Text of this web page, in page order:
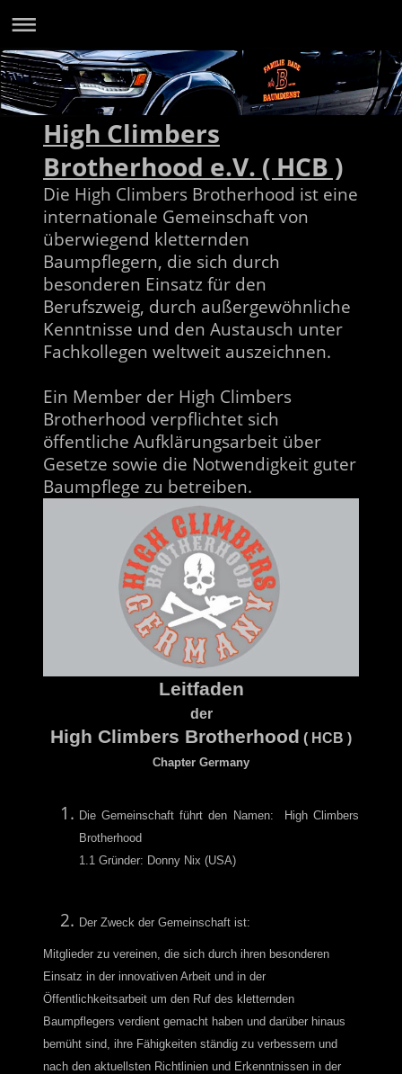
High Climbers
Brotherhood e.V. ( HCB )
Die High Climbers Brotherhood ist eine
internationale Gemeinschaft von
überwiegend kletternden
Baumpflegern, die sich durch
besonderen Einsatz für den
Berufszweig, durch außergewöhnliche
Kenntnisse und den Austausch unter
Fachkollegen weltweit auszeichnen.
Ein Member der High Climbers
Brotherhood verpflichtet sich
öffentliche Aufklärungsarbeit über
Gesetze sowie die Notwendigkeit guter
Baumpflege zu betreiben.
Leitfaden
der
High Climbers Brotherhood ( HCB )
Chapter Germany
Die Gemeinschaft führt den Namen: High Climbers
Brotherhood
1.1 Gründer: Donny Nix (USA)
Der Zweck der Gemeinschaft ist:
Mitglieder zu vereinen, die sich durch ihren besonderen
Einsatz in der innovativen Arbeit und in der
Öffentlichkeitsarbeit um den Ruf des kletternden
Baumpflegers verdient gemacht haben und darüber hinaus
bemüht sind, ihre Fähigkeiten ständig zu verbessern und
nach den aktuellsten Richtlinien und Erkenntnissen in der